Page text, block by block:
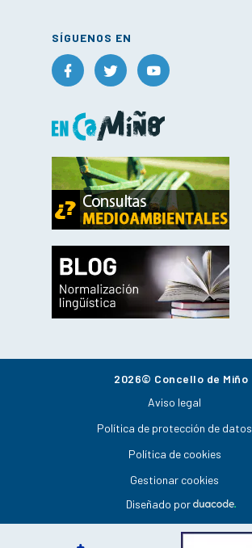
SÍGUENOS EN
2026© Concello de Miño
Aviso legal
Política de protección de datos
Política de cookies
Gestionar cookies
Diseñado por